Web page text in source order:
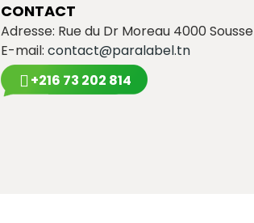
CONTACT
Adresse: Rue du Dr Moreau 4000 Sousse
E-mail: contact@paralabel.tn
+216 73 202 814